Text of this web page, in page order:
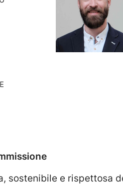
sostenibile e rispettosa